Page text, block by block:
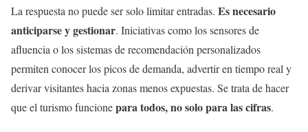
La respuesta no puede ser solo limitar entradas. Es necesario
anticiparse y gestionar. Iniciativas como los sensores de
afluencia o los sistemas de recomendación personalizados
permiten conocer los picos de demanda, advertir en tiempo real y
derivar visitantes hacia zonas menos expuestas. Se trata de hacer
que el turismo funcionepara todos, no solo para las cifras.